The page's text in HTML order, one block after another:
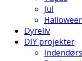
Jul
Dyreliv
DIY projekter